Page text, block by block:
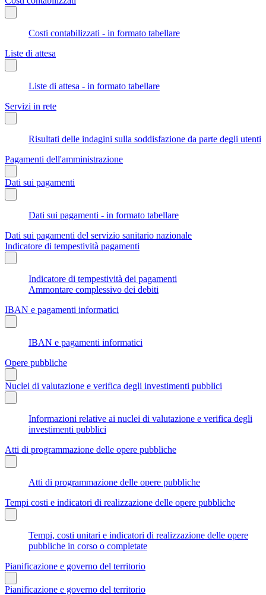
Costi contabilizzati - in formato tabellare
Liste di attesa
Liste di attesa - in formato tabellare
Servizi in rete
Risultati delle indagini sulla soddisfazione da parte degli utenti
Pagamenti dell'amministrazione
Dati sui pagamenti
Dati sui pagamenti - in formato tabellare
Dati sui pagamenti del servizio sanitario nazionale
Indicatore di tempestività pagamenti
Indicatore di tempestività dei pagamenti
Ammontare complessivo dei debiti
IBAN e pagamenti informatici
IBAN e pagamenti informatici
Opere pubbliche
Nuclei di valutazione e verifica degli investimenti pubblici
Informazioni relative ai nuclei di valutazione e verifica degli
investimenti pubblici
Atti di programmazione delle opere pubbliche
Atti di programmazione delle opere pubbliche
Tempi costi e indicatori di realizzazione delle opere pubbliche
Tempi, costi unitari e indicatori di realizzazione delle opere
pubbliche in corso o completate
Pianificazione e governo del territorio
Pianificazione e governo del territorio